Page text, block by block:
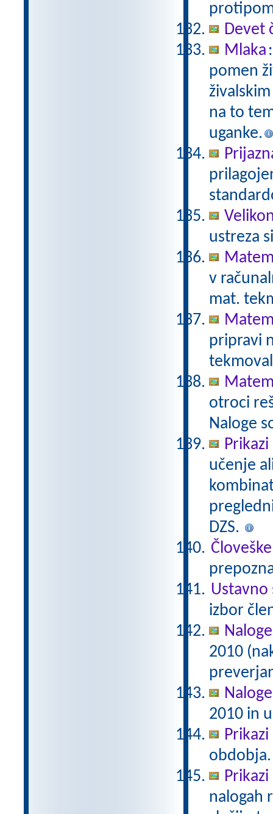
Devet
Mlaka
pomen
na to
uganke.
ustreza
v
mat.
pripravi
otroci
Naloge
učenje
DZS.
Ustavno
izbor
2010
2010 in
nalogah